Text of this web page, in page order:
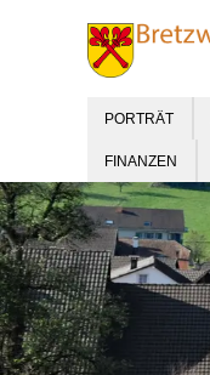
PORTRÄT
FINANZEN